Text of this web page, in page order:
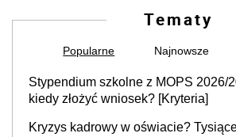
Tematy
Popularne Najnowsze
Stypendium szkolne z MOPS 2026/
kiedy złożyć wniosek? [Kryteria]
Kryzys kadrowy w oświacie?